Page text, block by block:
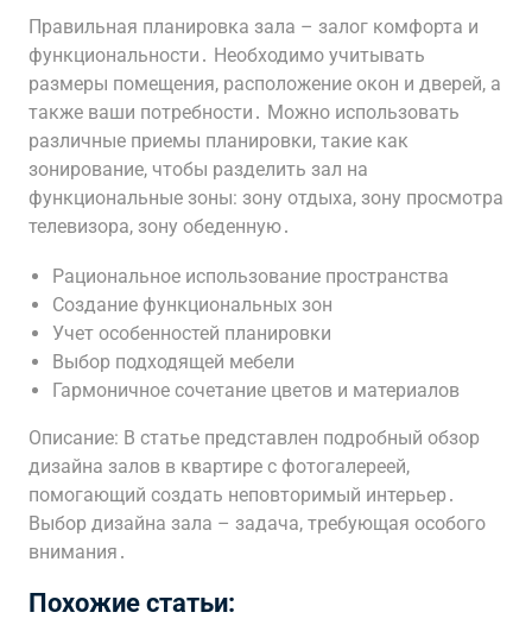
Правильная планировка зала – залог комфорта и
функциональности․ Необходимо учитывать
размеры помещения, расположение окон и дверей, а
также ваши потребности․ Можно использовать
различные приемы планировки, такие как
зонирование, чтобы разделить зал на
функциональные зоны: зону отдыха, зону просмотра
телевизора, зону обеденную․
Рациональное использование пространства
Создание функциональных зон
Учет особенностей планировки
Выбор подходящей мебели
Гармоничное сочетание цветов и материалов
Описание: В статье представлен подробный обзор
дизайна залов в квартире с фотогалереей,
помогающий создать неповторимый интерьер․
Выбор дизайна зала – задача, требующая особого
внимания․
Похожие статьи: